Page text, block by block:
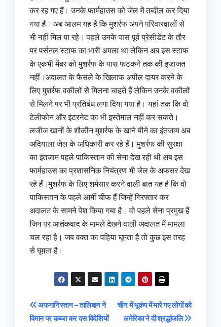
कर रह गए हैं। उनके फार्महाउस को जेल में तब्दील कर दिया
गया है। अब आलम यह है कि मुशर्रफ अपने परिवारवालों से
भी नहीं मिल पा रहे। पहले उनके पास पूर्व प्रेसीडेंट के तौर
पर पर्सनल स्टाफ का भारी अमला था लेकिन अब इस स्टाफ
के एकभी मेंबर को मुशर्रफ के पास फटकने तक की इजाजत
नहीं।अदालत के फैसले के खिलाफ अपील दायर करने के
लिए मुशर्रफ वकीलों से मिलना चाहते हैं लेकिन उनके वकीलों
से मिलने पर भी प्रतिबंध लगा दिया गया है। यहां तक कि वो
टेलीफोन और इंटरनेट का भी इस्तेमाल नहीं कर सकते।
लजीज खानों के शौकीन मुशर्रफ के खाने पीने का इंतजाम अब
अदियाला जेल के अधिकारी कर रहे हैं। मुशर्रफ की सुरक्षा
का इंतजाम पहले पाकिस्तान की सेना देख रही थी अब इस
फार्महाउस का प्रशासनिक नियंत्रण भी जेल के अफसर देख
रहे हैं।मुशर्रफ के लिए शर्मसार करने वाली बात यह है कि वो
पाकिस्तान के पहले आर्मी चीफ हैं जिन्हें गिरफ्तार कर
अदालत के सामने पेश किया गया है। वो पहले सेना प्रमुख हैं
जिन पर आतंकवाद के मामले देखने वाली अदालत में मामला
चल रहा है। जब वक्त का पहिया घूमता है तो कुछ इस तरह
से घूमता है।
Post
चीन में भूकंप में मारे गए लोगों को
अमेरिका ने दी श्रद्धांजलि
अफगानिस्तान – तालिबान ने
विमान पर कब्जा कर दस विदेशियों